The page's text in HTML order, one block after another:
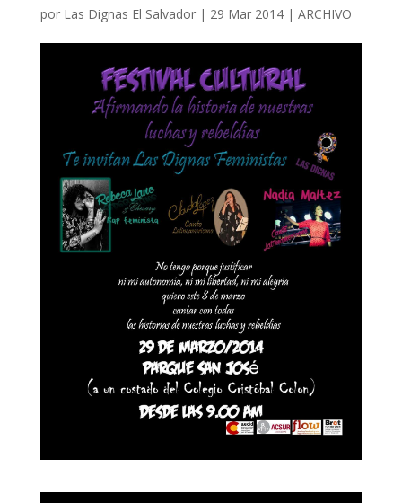
por Las Dignas El Salvador| 29 Mar 2014| ARCHIVO